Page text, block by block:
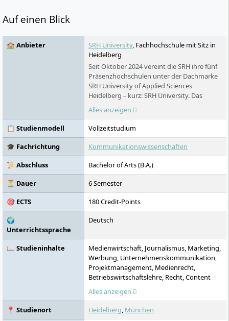
Auf einen Blick
🏫 Anbieter SRH University, Fachhochschule mit Sitz in
Heidelberg
Seit Oktober 2024 vereint die SRH ihre fünf
Präsenzhochschulen unter der Dachmarke
SRH University of Applied Sciences
Heidelberg – kurz: SRH University. Das
Ergebnis: eine der größten privaten
Hochschulen Deutschlands mit 18
Studienstandorten, über 200 Bachelor-,
preisgekrönten CORE-Lehrkonzept.
praxisnah – auf Deutsch und auf Englisch.
Alles anzeigen
📋 Studienmodell
Vollzeitstudium
🎓 Fachrichtung
Kommunikationswissenschaften
📜 Abschluss
Bachelor of Arts (B.A.)
⏳ Dauer
6 Semester
🎯 ECTS
180 Credit-Points
🌍
Unterrichtssprache
Deutsch
📖 Studieninhalte
Medienwirtschaft, Journalismus, Marketing,
Werbung, Unternehmenskommunikation,
Projektmanagement, Medienrecht,
Betriebswirtschaftslehre, Recht, Content
Creation, Exkursionen, Rollenspiele,
Vorlesungen, Seminare, Tutorien,
Gruppenarbeiten, Fallbeispiele,
Projektarbeiten
Alles anzeigen
📍 Studienort
Heidelberg, München